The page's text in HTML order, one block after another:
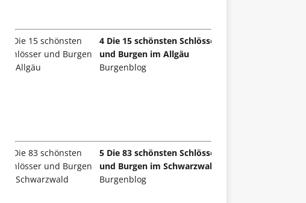
4 Die 15 schönsten Schlösser
und Burgen im Allgäu
Burgenblog
5 Die 83 schönsten Schlösser
und Burgen im Schwarzwald
Burgenblog